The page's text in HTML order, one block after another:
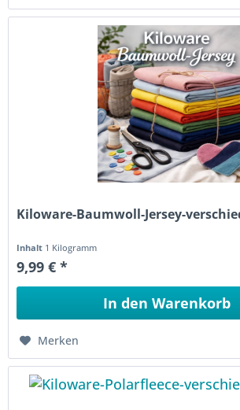
Kiloware-Baumwoll-Jersey-
Inhalt 1 Kilogramm
9,99 € *
In den Warenkorb
Merken